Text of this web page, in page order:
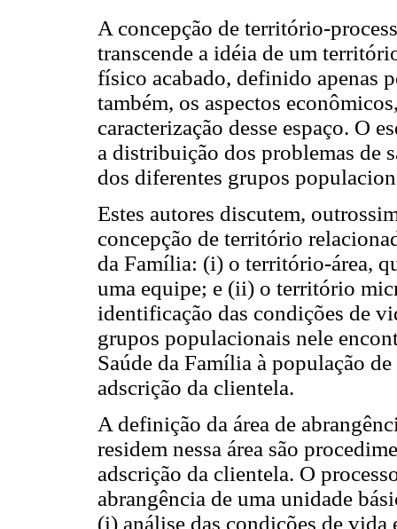
A concepção de território-
transcende a idéia de um
físico acabado, definido apenas
também, os aspectos
caracterização desse espaço. O
a distribuição dos problemas de
dos diferentes grupos
Estes autores discutem,
concepção de território
da Família: (i) o território-área,
uma equipe; e (ii) o território
identificação das condições de
grupos populacionais nele
Saúde da Família à população
adscrição da clientela.
A definição da área de
residem nessa área são
adscrição da clientela. O
abrangência de uma unidade
(i) análise das condições de vida